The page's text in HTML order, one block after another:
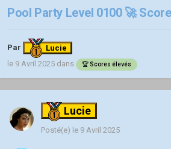
Pool Party Level 0100 🚀
Par
Lucie
le 9 Avril 2025 dans 🏆 Scores élevés
Lucie
Posté(e) le 9 Avril 2025